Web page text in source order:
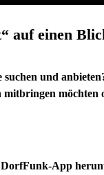
auf einen
und
möchten
App